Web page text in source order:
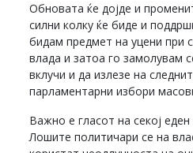
Обновата ќе дојде и
силни колку ќе биде и
бидам предмет на уцени при
влада и затоа го замолувам
вклучи и да излезе на
парламентарни избори
Важно е гласот на секој
Лошите политичари се на